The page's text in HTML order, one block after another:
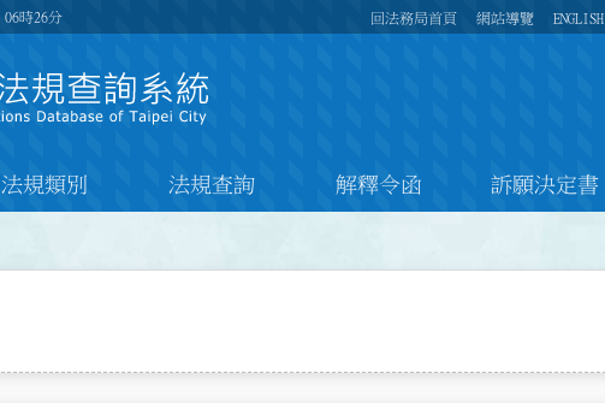
06時26分 回法務局首頁 網站導覽 ENGLISH
法規類別 法規查詢 解釋令函 訴願決定書